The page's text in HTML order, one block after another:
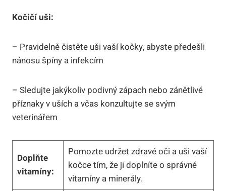
Kočičí uši:
– Pravidelně čistěte uši vaší kočky, abyste předešli
nánosu špíny a infekcím
– Sledujte jakýkoliv podivný zápach nebo zánětlivé
příznaky v uších a včas konzultujte se svým
veterinářem
Doplňte
vitamíny:
Pomozte udržet zdravé oči a uši vaší
kočce tím, že ji doplníte o správné
vitamíny a minerály.